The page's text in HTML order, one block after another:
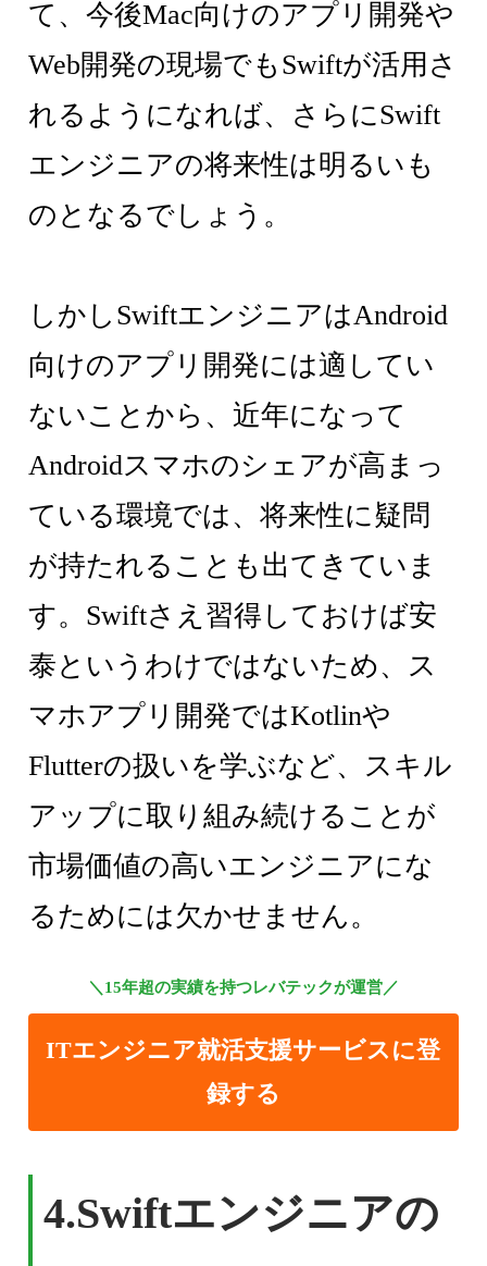
て、今後Mac向けのアプリ開発や
Web開発の現場でもSwiftが活用さ
れるようになれば、さらにSwift
エンジニアの将来性は明るいも
のとなるでしょう。
しかしSwiftエンジニアはAndroid
向けのアプリ開発には適してい
ないことから、近年になって
Androidスマホのシェアが高まっ
ている環境では、将来性に疑問
が持たれることも出てきていま
す。Swiftさえ習得しておけば安
泰というわけではないため、ス
マホアプリ開発ではKotlinや
Flutterの扱いを学ぶなど、スキル
アップに取り組み続けることが
市場価値の高いエンジニアにな
るためには欠かせません。
＼15年超の実績を持つレバテックが運営／
ITエンジニア就活支援サービスに登
録する
4.Swiftエンジニアの